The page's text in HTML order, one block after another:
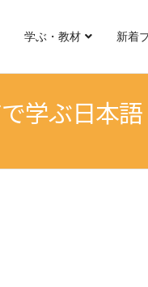
学ぶ・教材 新着
学ぶ日本語